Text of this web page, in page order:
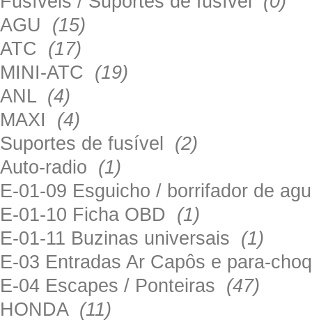
AGU (15)
ATC (17)
MINI-ATC (19)
ANL (4)
MAXI (4)
Suportes de fusível (2)
Auto-radio (1)
E-01-09 Esguicho / borrifador de
E-01-10 Ficha OBD (1)
E-01-11 Buzinas universais (1)
E-03 Entradas Ar Capôs e para-
E-04 Escapes / Ponteiras (47)
HONDA (11)